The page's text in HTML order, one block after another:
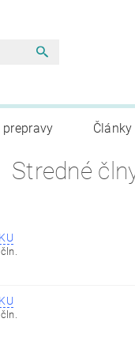
prepravy Články
Stredné